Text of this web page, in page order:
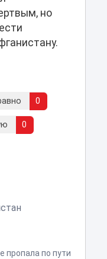
но
0
0
пропала по пути